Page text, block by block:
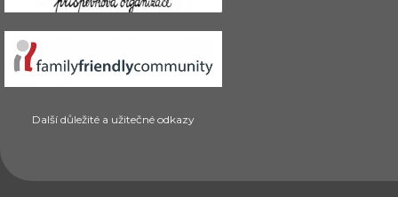
Další důležité a užitečné odkazy